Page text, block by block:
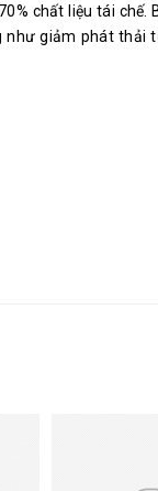
chất liệu tái chế.
như giảm phát thải